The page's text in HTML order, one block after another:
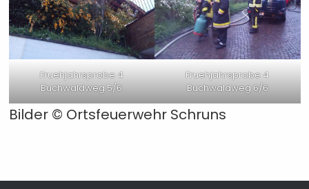
Fruehjahrsprobe 4
Buchwaldweg 5/6
Fruehjahrsprobe 4
Buchwaldweg 6/6
Bilder © Ortsfeuerwehr Schruns